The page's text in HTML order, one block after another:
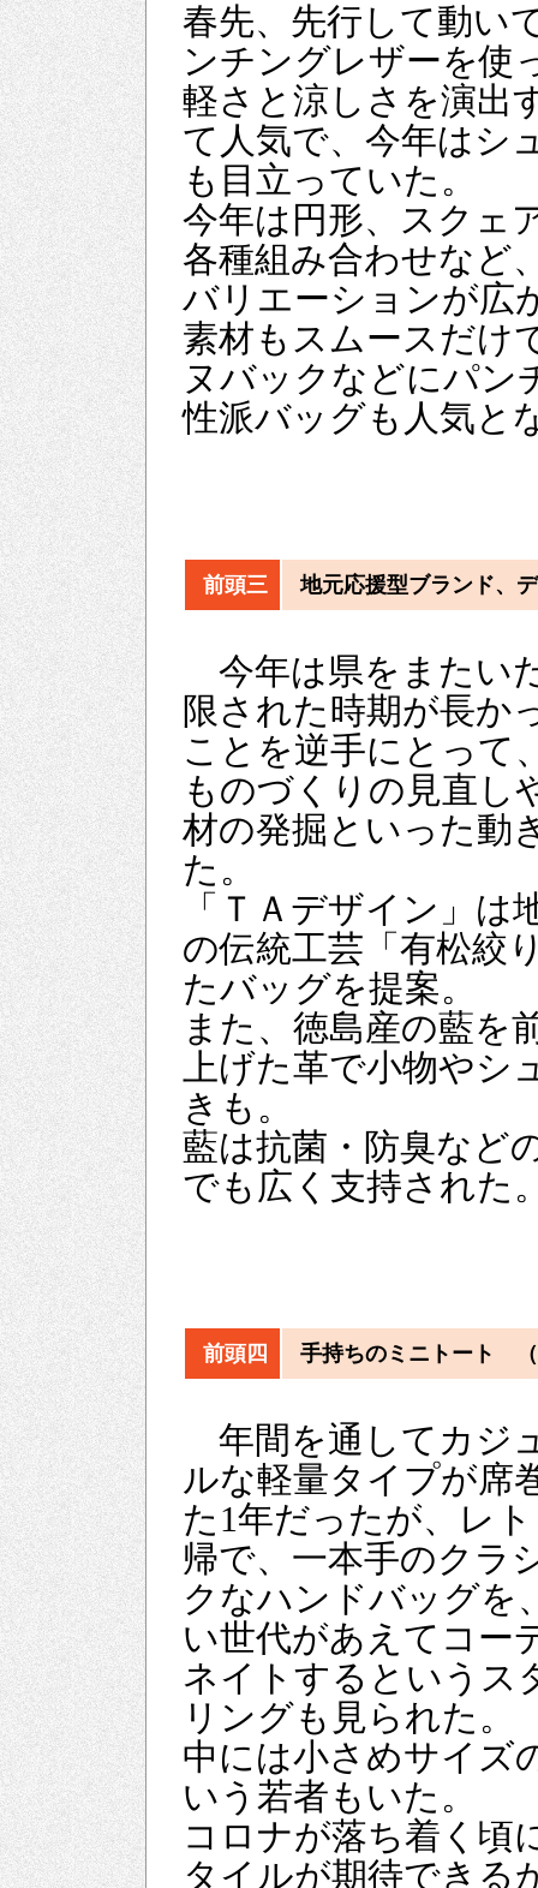
春先、先行して動い
ンチングレザーを使
軽さと涼しさを演出
て人気で、今年はシ
も目立っていた。
今年は円形、スクェ
各種組み合わせなど
バリエーションが広
素材もスムースだけ
ヌバックなどにパン
性派バッグも人気と
前頭三 地元応援型ブランド
今年は県をまたい
限された時期が長か
ことを逆手にとって
ものづくりの見直し
材の発掘といった動
た。
「ＴＡデザイン」は
の伝統工芸「有松絞
たバッグを提案。
また、徳島産の藍を
上げた革で小物や
きも。
藍は抗菌・防臭など
でも広く支持された
前頭四 手持ちのミニトート
年間を通してカジ
ルな軽量タイプが席
た1年だったが、レ
帰で、一本手のクラ
クなハンドバッグを
い世代があえてコー
ネイトするというス
リングも見られた。
中には小さめサイズ
いう若者もいた。
コロナが落ち着く頃
タイルが期待できる